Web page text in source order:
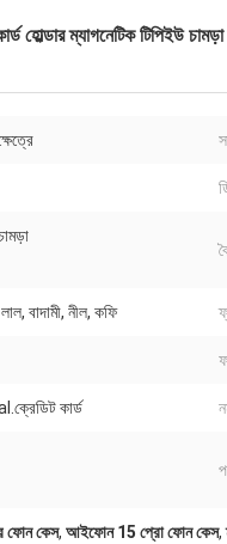
হোল্ডার ম্যাগনেটিক টিপিইউ
বাদামী, নীল, কফি
কার্ড
ফোন কেস, আইফোন 15 প্রো ফোন কেস,